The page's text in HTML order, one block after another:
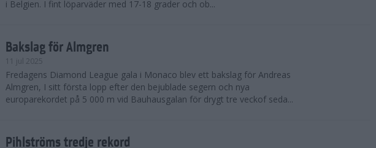
i Belgien. I fint löparväder med 17-18 grader och ob...
Bakslag för Almgren
11 jul 2025
Fredagens Diamond League gala i Monaco blev ett bakslag för Andreas
Almgren, I sitt första lopp efter den bejublade segern och nya
europarekordet på 5 000 m vid Bauhausgalan för drygt tre veckof seda...
Pihlströms tredje rekord